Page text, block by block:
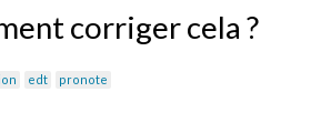
corriger cela ?
edt pronote